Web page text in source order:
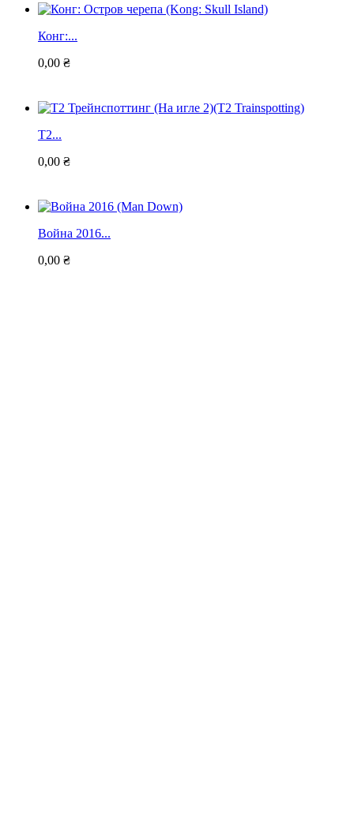
Конг:...
0,00 ₴
Т2...
0,00 ₴
Война 2016...
0,00 ₴